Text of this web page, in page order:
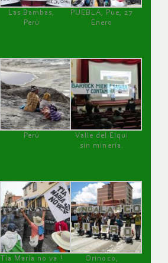
Las Bambas,
Perú
PUEBLA, Pue, 27
Enero
Perú
Valle del Elqui
sin minería.
Tía María no va !
Orinoco,